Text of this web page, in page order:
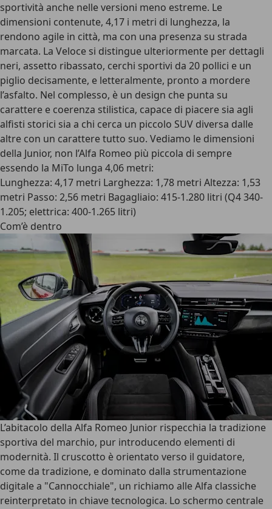
sportività anche nelle versioni meno estreme. Le
dimensioni contenute, 4,17 i metri di lunghezza, la
rendono agile in città, ma con una presenza su strada
marcata. La Veloce si distingue ulteriormente per dettagli
neri, assetto ribassato, cerchi sportivi da 20 pollici e un
piglio decisamente, e letteralmente, pronto a mordere
l’asfalto. Nel complesso, è un design che punta su
carattere e coerenza stilistica, capace di piacere sia agli
alfisti storici sia a chi cerca un piccolo SUV diversa dalle
altre con un carattere tutto suo. Vediamo le dimensioni
della Junior, non l’Alfa Romeo più piccola di sempre
essendo la MiTo lunga 4,06 metri:
Lunghezza: 4,17 metri Larghezza: 1,78 metri Altezza: 1,53
metri Passo: 2,56 metri Bagagliaio: 415-1.280 litri (Q4 340-
1.205; elettrica: 400-1.265 litri)
Com’è dentro
L’abitacolo della Alfa Romeo Junior rispecchia la tradizione
sportiva del marchio, pur introducendo elementi di
modernità. Il cruscotto è orientato verso il guidatore,
come da tradizione, e dominato dalla strumentazione
digitale a "Cannocchiale", un richiamo alle Alfa classiche
reinterpretato in chiave tecnologica. Lo schermo centrale